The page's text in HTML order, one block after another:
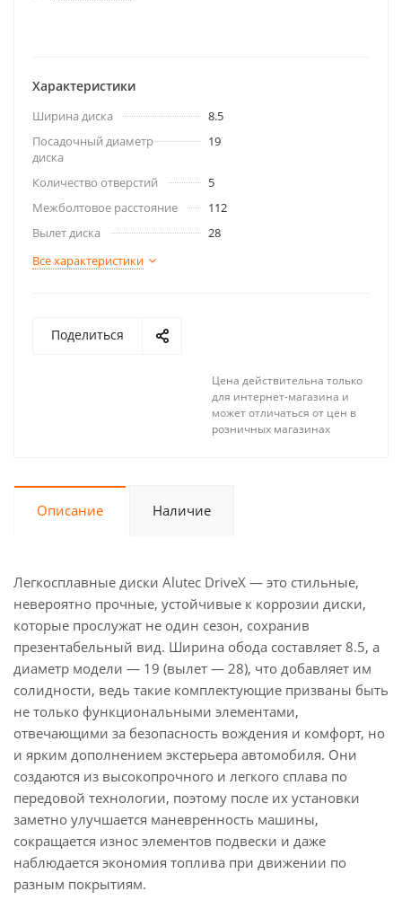
Характеристики
Ширина диска
8.5
Посадочный диаметр
диска
19
Количество отверстий
5
Межболтовое расстояние
112
Вылет диска
28
Все характеристики
Поделиться
Цена действительна только
для интернет-магазина и
может отличаться от цен в
розничных магазинах
Описание Наличие
Легкосплавные диски Alutec DriveX — это стильные,
невероятно прочные, устойчивые к коррозии диски,
которые прослужат не один сезон, сохранив
презентабельный вид. Ширина обода составляет 8.5, а
диаметр модели — 19 (вылет — 28), что добавляет им
солидности, ведь такие комплектующие призваны быть
не только функциональными элементами,
отвечающими за безопасность вождения и комфорт, но
и ярким дополнением экстерьера автомобиля. Они
создаются из высокопрочного и легкого сплава по
передовой технологии, поэтому после их установки
заметно улучшается маневренность машины,
сокращается износ элементов подвески и даже
наблюдается экономия топлива при движении по
разным покрытиям.